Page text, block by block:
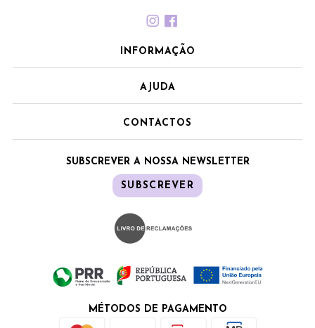
INFORMAÇÃO
AJUDA
CONTACTOS
SUBSCREVER A NOSSA NEWSLETTER
SUBSCREVER
MÉTODOS DE PAGAMENTO